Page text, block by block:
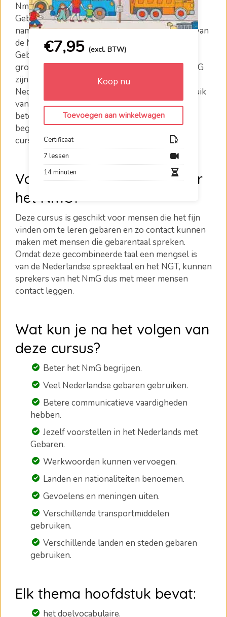
€7,95 (excl. BTW)
Koop nu
Toevoegen aan winkelwagen
Certificaat
7 lessen
14 minuten
NmG is niet hetzelfde als de Nederlandse
Gebarentaal. Het Nederlands met Gebaren is
namelijk een taal die ontstaat uit de combinatie van
de Nederlandse spreektaal en de Nederlandse
Gebarentaal. Dit is dus een taal waarmee beide
groepen kunnen worden aangesproken. Bij NmG
zijn de gebaren namelijk ondersteunend aan de
Nederlandse spreektaal of andersom. Het gebruik
van gebaren of woorden als ondersteuning,
betekent daarom dat meer mensen kunnen
begrijpen wat je zegt of gebaart. Je leert in deze
cursus van de experts van
1.2.Communicate
Voor wie is deze cursus over
het NmG?
Deze cursus is geschikt voor mensen die het fijn
vinden om te leren gebaren en zo contact kunnen
maken met mensen die gebarentaal spreken.
Omdat deze gecombineerde taal een mengsel is
van de Nederlandse spreektaal en het NGT, kunnen
sprekers van het NmG dus met meer mensen
contact leggen.
Wat kun je na het volgen van
deze cursus?
Beter het NmG begrijpen.
Veel Nederlandse gebaren gebruiken.
Betere communicatieve vaardigheden
hebben.
Jezelf voorstellen in het Nederlands met
Gebaren.
Werkwoorden kunnen vervoegen.
Landen en nationaliteiten benoemen.
Gevoelens en meningen uiten.
Verschillende transportmiddelen
gebruiken.
Verschillende landen en steden gebaren
gebruiken.
Elk thema hoofdstuk bevat:
het doelvocabulaire.